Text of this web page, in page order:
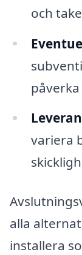
och
variera
alla
installera